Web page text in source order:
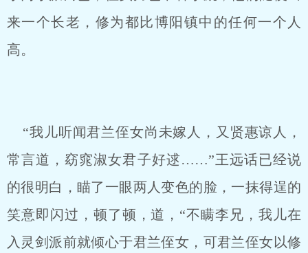
来一个长老，修为都比博阳镇中的任何一个人
高。
“我儿听闻君兰侄女尚未嫁人，又贤惠谅人，
常言道，窈窕淑女君子好逑……”王远话已经说
的很明白，瞄了一眼两人变色的脸，一抹得逞的
笑意即闪过，顿了顿，道，“不瞒李兄，我儿在
入灵剑派前就倾心于君兰侄女，可君兰侄女以修